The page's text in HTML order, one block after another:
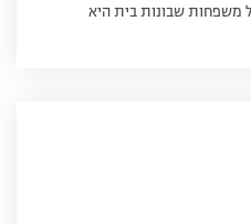
משפחות שבונות בית היא